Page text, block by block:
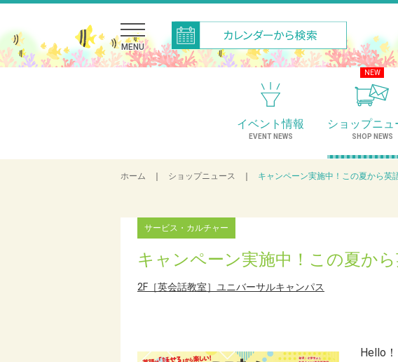
MENU
イベント情報
EVENT NEWS
NEW
ショップニュ
SHOP NEWS
ホーム ショップニュース キャンペーン実施中！この夏から英
サービス・カルチャー
キャンペーン実施中！この夏か
2F［英会話教室］ユニバーサルキャンパス
Hello！